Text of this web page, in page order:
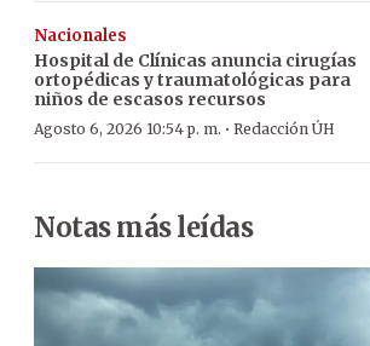
Nacionales
Hospital de Clínicas anuncia cirugías
ortopédicas y traumatológicas para
niños de escasos recursos
Agosto 6, 2026 10:54 p. m. · Redacción ÚH
Notas más leídas